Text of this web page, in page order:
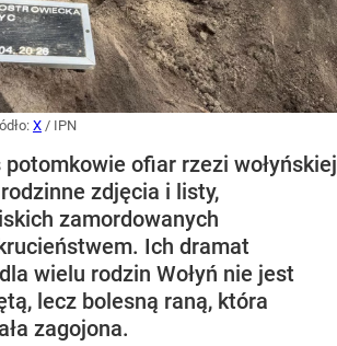
X / IPN
potomkowie ofiar rzezi wołyńskiej
zdjęcia i listy,
zamordowanych
Ich dramat
wielu rodzin Wołyń nie jest
lecz bolesną raną, która
zagojona.